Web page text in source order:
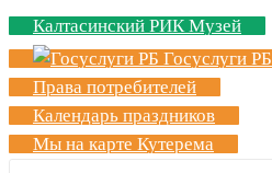
Калтасинский РИК Музей
Госуслуги РБ
Права потребителей
Календарь праздников
Мы на карте Кутерема